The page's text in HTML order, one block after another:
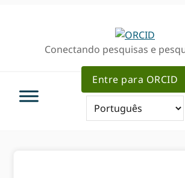
navegaçãoConectando pesquisas e
Entre para ORCID